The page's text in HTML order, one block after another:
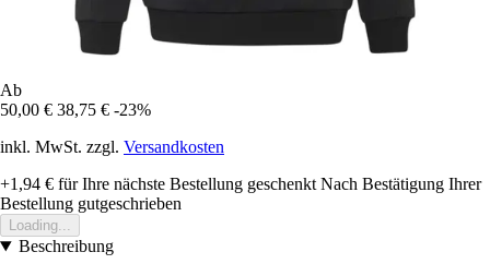
Ab
50,00 € 38,75 € -23%
inkl. MwSt. zzgl. Versandkosten
+1,94 € für Ihre nächste Bestellung geschenkt Nach Bestätigung Ihrer
Bestellung gutgeschrieben
Loading...
Beschreibung